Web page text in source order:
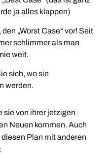
ja alles klappen)
„Worst Case“ vor! Seit
schlimmer als man
weit.
sich, wo sie
werden.
sie von ihrer jetzigen
Neuen kommen. Auch
Plan mit anderen